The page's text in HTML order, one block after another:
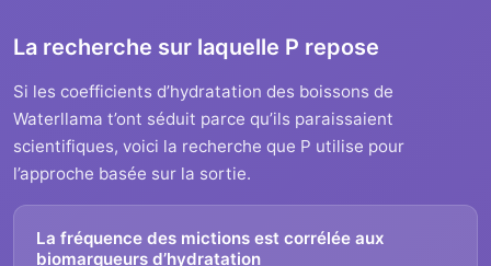
La recherche sur laquelle P repose
Si les coefficients d’hydratation des boissons de
Waterllama t’ont séduit parce qu’ils paraissaient
scientifiques, voici la recherche que P utilise pour
l’approche basée sur la sortie.
La fréquence des mictions est corrélée aux
biomarqueurs d’hydratation